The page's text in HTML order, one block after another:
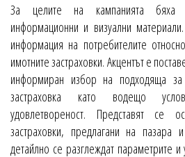
За целите на кампанията бяха
информационни и визуални
информация на потребителите
имотните застраховки. Акцентът е
информиран избор на подходяща за
застраховка като водещо
удовлетвореност. Представят се
застраховки, предлагани на пазара
детайлно се разглеждат параметрите и